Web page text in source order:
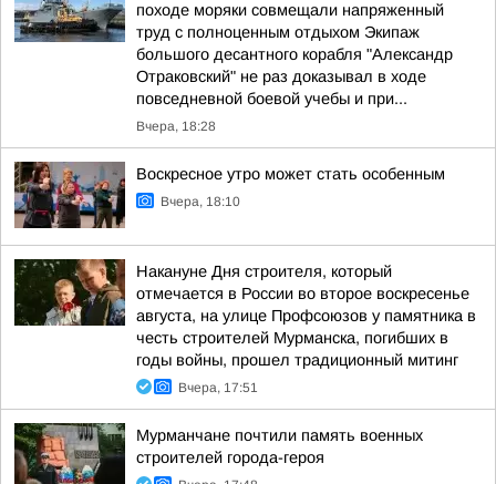
походе моряки совмещали напряженный
труд с полноценным отдыхом Экипаж
большого десантного корабля "Александр
Отраковский" не раз доказывал в ходе
повседневной боевой учебы и при...
Вчера, 18:28
Воскресное утро может стать особенным
Вчера, 18:10
Накануне Дня строителя, который
отмечается в России во второе воскресенье
августа, на улице Профсоюзов у памятника в
честь строителей Мурманска, погибших в
годы войны, прошел традиционный митинг
Вчера, 17:51
Мурманчане почтили память военных
строителей города-героя